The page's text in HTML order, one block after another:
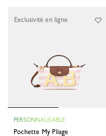
PERSONNALISABLE
Pochette My Pliage
Exclusivité en ligne